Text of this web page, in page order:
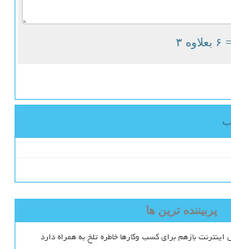
= ۶ بعلاوه ۳
پربیننده ترین ها
بازهم برای کسب وکارها خاطره تلخ به همراه دارد